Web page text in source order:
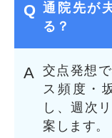
通院先が
る？
交点発想
ス頻度・
し、週次
案します。